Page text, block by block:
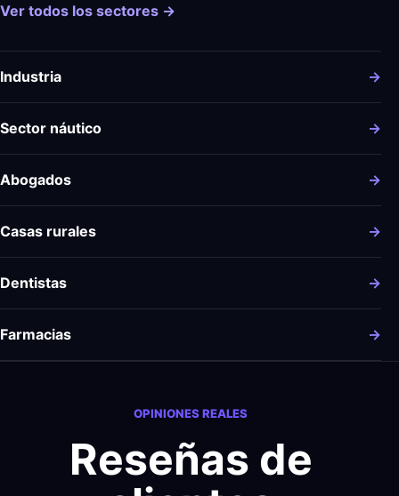
Ver todos los sectores →
Industria →
Sector náutico →
Abogados →
Casas rurales →
Dentistas →
Farmacias →
OPINIONES REALES
Reseñas de